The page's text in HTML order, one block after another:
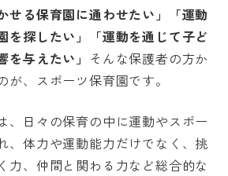
スメントへの対応に関する方
採用情報
せる保育園に通わせたい」「運動
を探したい」「運動を通じて子ど
与えたい」 そんな保護者の方か
が、スポーツ保育園です。
、日々の保育の中に運動やスポー
、体力や運動能力だけでなく、挑
力、仲間と関わる力など総合的な